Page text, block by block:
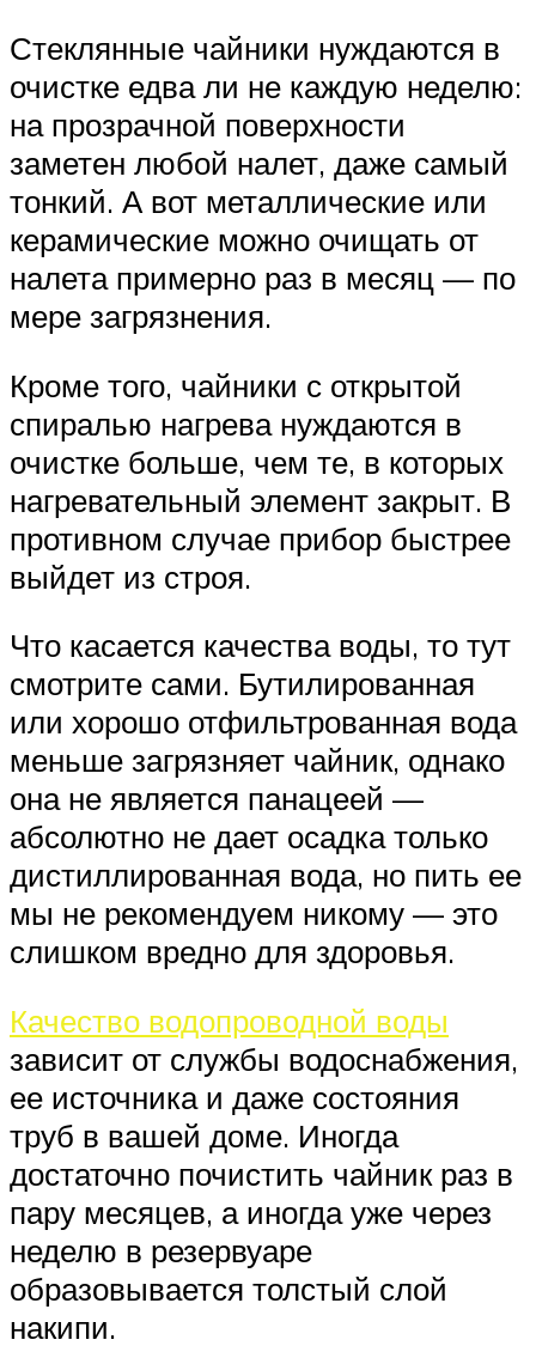
Стеклянные чайники нуждаются в
очистке едва ли не каждую неделю:
на прозрачной поверхности
заметен любой налет, даже самый
тонкий. А вот металлические или
керамические можно очищать от
налета примерно раз в месяц — по
мере загрязнения.
Кроме того, чайники с открытой
спиралью нагрева нуждаются в
очистке больше, чем те, в которых
нагревательный элемент закрыт. В
противном случае прибор быстрее
выйдет из строя.
Что касается качества воды, то тут
смотрите сами. Бутилированная
или хорошо отфильтрованная вода
меньше загрязняет чайник, однако
она не является панацеей —
абсолютно не дает осадка только
дистиллированная вода, но пить ее
мы не рекомендуем никому — это
слишком вредно для здоровья.
Качество водопроводной воды
зависит от службы водоснабжения,
ее источника и даже состояния
труб в вашей доме. Иногда
достаточно почистить чайник раз в
пару месяцев, а иногда уже через
неделю в резервуаре
образовывается толстый слой
накипи.